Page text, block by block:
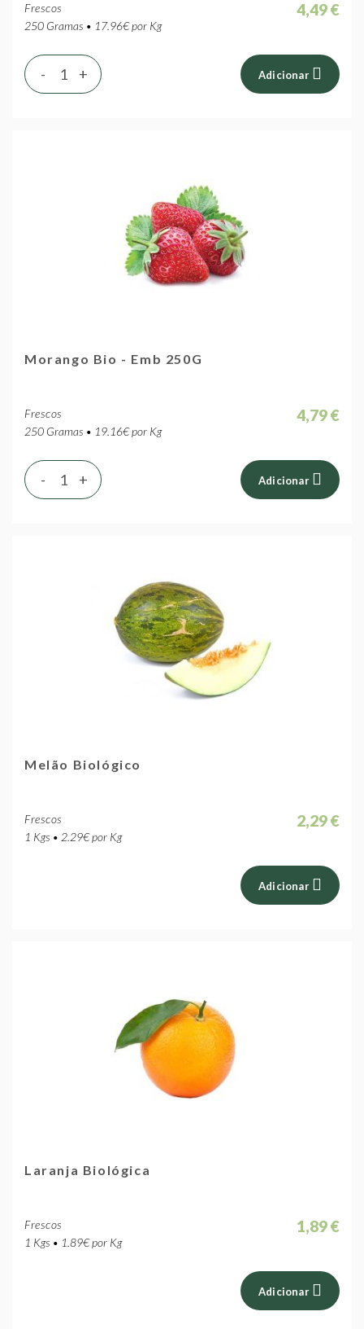
Frescos
250 Gramas • 17.96€ por Kg
4,49 €
+
- Adicionar
Morango Bio - Emb 250G
Frescos
250 Gramas • 19.16€ por Kg
4,79 €
+
- Adicionar
Melão Biológico
Frescos
1 Kgs • 2.29€ por Kg
2,29 €
Adicionar
Laranja Biológica
Frescos
1 Kgs • 1.89€ por Kg
1,89 €
Adicionar